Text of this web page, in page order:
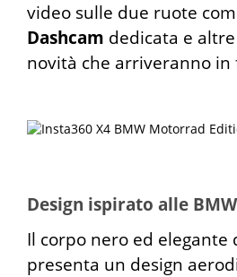
video sulle due ruote
Dashcam dedicata e
novità che arriveranno in
Design ispirato alle
Il corpo nero ed elegante
presenta un design